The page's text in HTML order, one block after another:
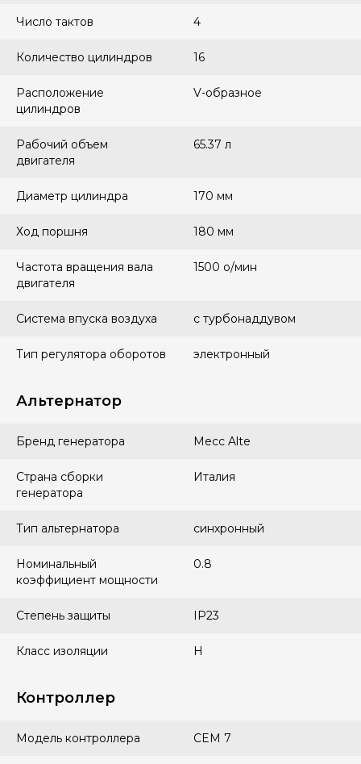
Число тактов 4
Количество цилиндров 16
Расположение
цилиндров
V-образное
Рабочий объем
двигателя
65.37 л
Диаметр цилиндра 170 мм
Ход поршня 180 мм
Частота вращения вала
двигателя
1500 о/мин
Система впуска воздуха с турбонаддувом
Тип регулятора оборотов электронный
Альтернатор
Бренд генератора Mecc Alte
Страна сборки
генератора
Италия
Тип альтернатора синхронный
Номинальный
коэффициент мощности
0.8
Степень защиты IP23
Класс изоляции H
Контроллер
Модель контроллера СEM 7